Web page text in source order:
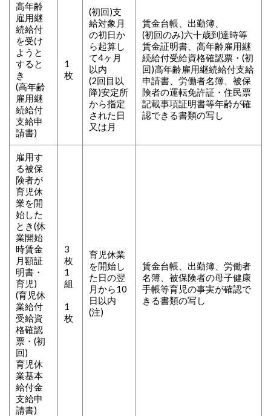
高年齢
雇用継
続給付
を受け
ようと
すると
き
(高年齢
雇用継
続給付
支給申
請書)
1
枚
(初回)支
給対象月
の初日か
ら起算し
て4ヶ月
以内
(2回目以
降)安定所
から指定
された日
又は月
賃金台帳、出勤簿、
(初回のみ)六十歳到達時等
賃金証明書、高年齢雇用継
続給付受給資格確認票・(初
回)高年齢雇用継続給付支給
申請書、労働者名簿、被保
険者の運転免許証・住民票
記載事項証明書等年齢が確
認できる書類の写し
雇用す
る被保
険者が
育児休
業を開
始した
とき(休
業開始
時賃金
月額証
明書・
育児)
(育児休
業給付
受給資
格確認
票・(初
回)
育児休
業基本
給付金
支給申
請書)
3
枚
1
組
1
枚
育児休業
を開始し
た日の翌
月から10
日以内
(注)
賃金台帳、出勤簿、労働者
名簿、被保険者の母子健康
手帳等育児の事実が確認で
きる書類の写し